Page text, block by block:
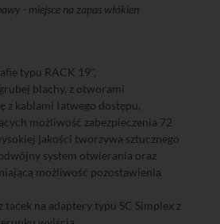
- miejsce na zapas włókien
typu RACK 19'',
blachy, z otworami
z kablami łatwego dostępu,
możliwość zabezpieczenia 72
jakości tworzywa sztucznego
system otwierania oraz
możliwość pozostawienia
tacek na adaptery typu SC Simplex z